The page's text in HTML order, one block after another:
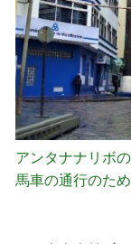
アンタナナリボ
馬車の通行のた